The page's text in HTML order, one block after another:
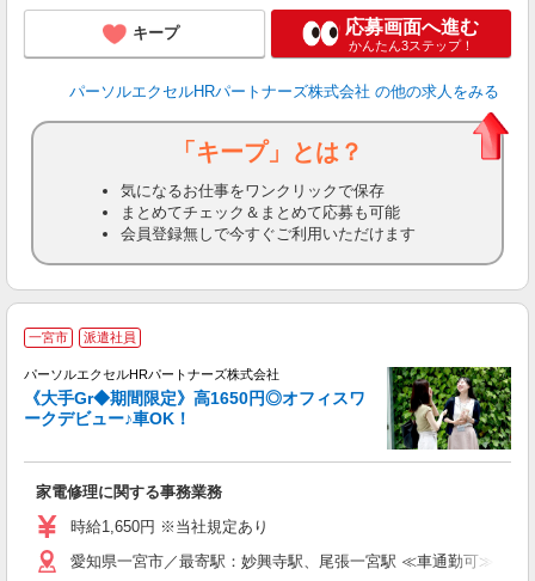
キープ 応募画面へ進む
かんたん3ステップ！
パーソルエクセルHRパートナーズ株式会社 の他の求人をみる
「キープ」とは？
気になるお仕事をワンクリックで保存
まとめてチェック＆まとめて応募も可能
会員登録無しで今すぐご利用いただけます
一宮市 派遣社員
パーソルエクセルHRパートナーズ株式会社
《大手Gr◆期間限定》高1650円◎オフィスワ
ークデビュー♪車OK！
家電修理に関する事務業務
時給1,650円 ※当社規定あり
愛知県一宮市／最寄駅：妙興寺駅、尾張一宮駅 ≪車通勤可≫ ※敷